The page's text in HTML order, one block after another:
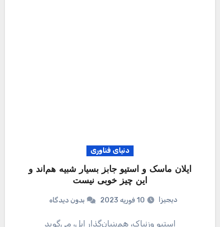
دنیای فناوری
ایلان ماسک و استیو جابز بسیار شبیه هم‌اند و
این چیز خوبی نیست
دیجیزا 10 فوریه 2023 بدون دیدگاه
استیو وزنیاک، هم‌بنیان‌گذار اپل، می‌گوید